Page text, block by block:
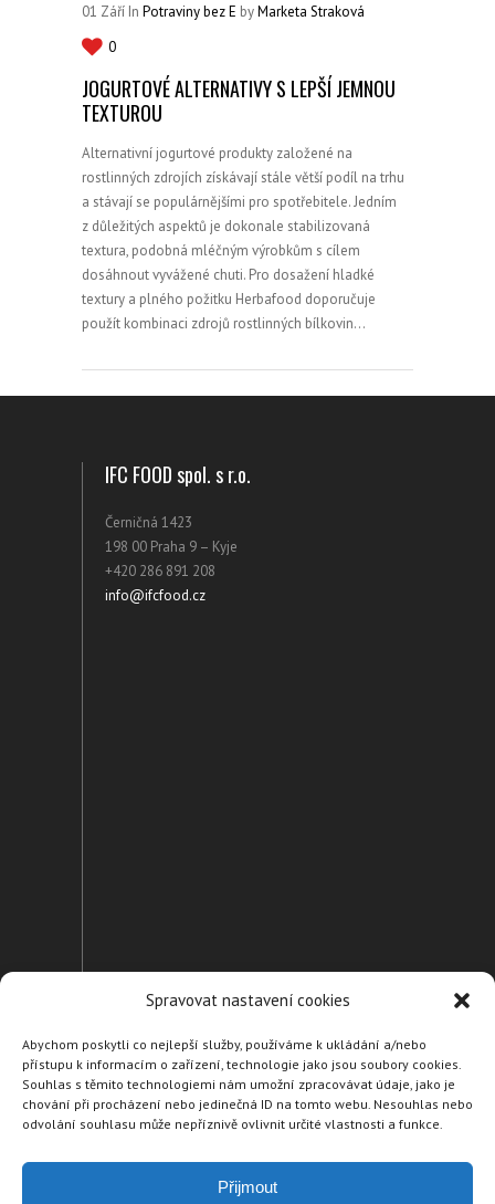
Spravovat nastavení cookies
Abychom poskytli co nejlepší služby, používáme k ukládání a/nebo
přístupu k informacím o zařízení, technologie jako jsou soubory cookies.
Souhlas s těmito technologiemi nám umožní zpracovávat údaje, jako je
chování při procházení nebo jedinečná ID na tomto webu. Nesouhlas nebo
odvolání souhlasu může nepříznivě ovlivnit určité vlastnosti a funkce.
Přijmout
01 Září In Potraviny bez E byMarketa Straková
0
JOGURTOVÉ ALTERNATIVY S LEPŠÍ JEMNOU
TEXTUROU
Alternativní jogurtové produkty založené na
rostlinných zdrojích získávají stále větší podíl na trhu
a stávají se populárnějšími pro spotřebitele. Jedním
z důležitých aspektů je dokonale stabilizovaná
textura, podobná mléčným výrobkům s cílem
dosáhnout vyvážené chuti. Pro dosažení hladké
textury a plného požitku Herbafood doporučuje
použít kombinaci zdrojů rostlinných bílkovin…
IFC FOOD spol. s r.o.
Černičná 1423
198 00 Praha 9 – Kyje
+420 286 891 208
info@ifcfood.cz
Domů
Naše suroviny